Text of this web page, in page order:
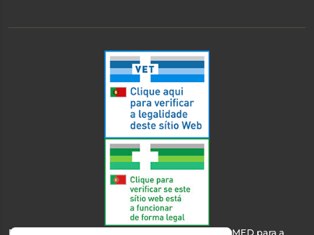
Esta farmácia encontra-se autorizada pelo INFARMED para a